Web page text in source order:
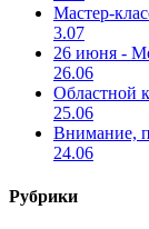
Мастер-
3.07
26 июня -
26.06
Областной
25.06
Внимание,
24.06
Рубрики